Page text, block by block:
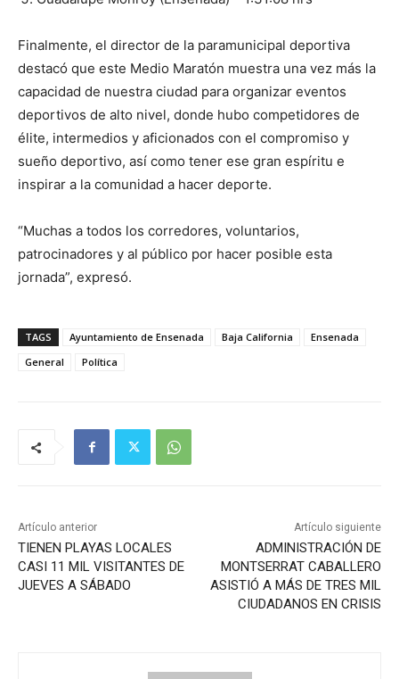
Finalmente, el director de la paramunicipal deportiva
destacó que este Medio Maratón muestra una vez más la
capacidad de nuestra ciudad para organizar eventos
deportivos de alto nivel, donde hubo competidores de
élite, intermedios y aficionados con el compromiso y
sueño deportivo, así como tener ese gran espíritu e
inspirar a la comunidad a hacer deporte.
“Muchas a todos los corredores, voluntarios,
patrocinadores y al público por hacer posible esta
jornada”, expresó.
TAGS Ayuntamiento de Ensenada Baja California
Ensenada
General
Política
Artículo anterior
TIENEN PLAYAS LOCALES
CASI 11 MIL VISITANTES DE
JUEVES A SÁBADO
Artículo siguiente
ADMINISTRACIÓN DE
MONTSERRAT CABALLERO
ASISTIÓ A MÁS DE TRES MIL
CIUDADANOS EN CRISIS